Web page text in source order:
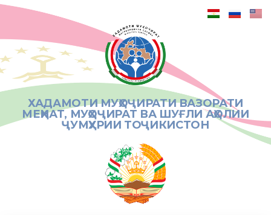
ХАДАМОТИ МУҲОҶИРАТИ ВАЗОРАТИ
МЕҲНАТ, МУҲОҶИРАТ ВА ШУҒЛИ АҲОЛИИ
ҶУМҲУРИИ ТОҶИКИСТОН